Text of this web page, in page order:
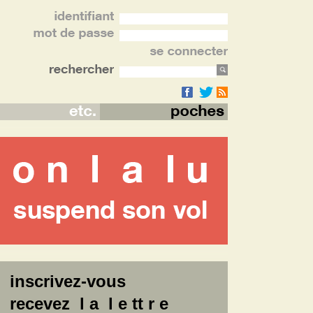
inscrivez-vous
recevez l a l e tt r e